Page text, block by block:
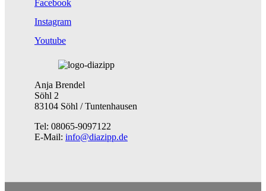
Facebook
Instagram
Youtube
Anja Brendel
Söhl 2
83104 Söhl / Tuntenhausen
Tel: 08065-9097122
E-Mail: info@diazipp.de